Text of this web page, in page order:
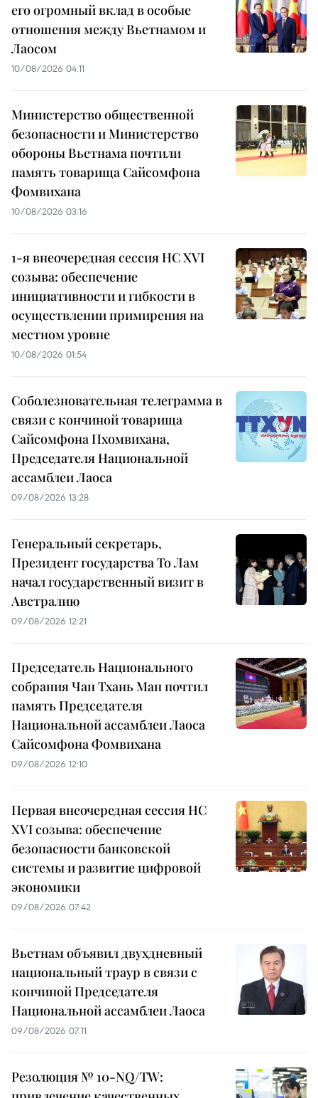
его огромный вклад в особые
отношения между Вьетнамом и
Лаосом
10/08/2026 04:11
Министерство общественной
безопасности и Министерство
обороны Вьетнама почтили
память товарища Сайсомфона
Фомвихана
10/08/2026 03:16
1-я внеочередная сессия НС XVI
созыва: обеспечение
инициативности и гибкости в
осуществлении примирения на
местном уровне
10/08/2026 01:54
Соболезновательная телеграмма в
связи с кончиной товарища
Сайсомфона Пхомвихана,
Председателя Национальной
ассамблеи Лаоса
09/08/2026 13:28
Генеральный секретарь,
Президент государства То Лам
начал государственный визит в
Австралию
09/08/2026 12:21
Председатель Национального
собрания Чан Тхань Ман почтил
память Председателя
Национальной ассамблеи Лаоса
Сайсомфона Фомвихана
09/08/2026 12:10
Первая внеочередная сессия НС
XVI созыва: обеспечение
безопасности банковской
системы и развитие цифровой
экономики
09/08/2026 07:42
Вьетнам объявил двухдневный
национальный траур в связи с
кончиной Председателя
Национальной ассамблеи Лаоса
09/08/2026 07:11
Резолюция № 10-NQ/TW: